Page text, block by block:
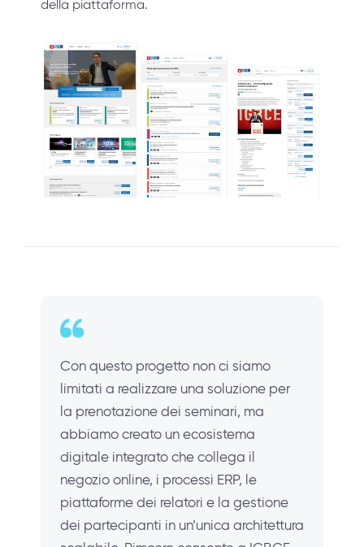
della piattaforma.
Con questo progetto non ci siamo
limitati a realizzare una soluzione per
la prenotazione dei seminari, ma
abbiamo creato un ecosistema
digitale integrato che collega il
negozio online, i processi ERP, le
piattaforme dei relatori e la gestione
dei partecipanti in un’unica architettura